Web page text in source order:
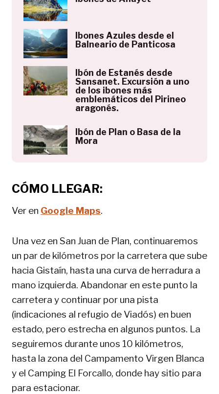
Ibones Azules desde el
Balneario de Panticosa
Ibón de Estanés desde
Sansanet. Excursión a uno
de los ibones más
emblemáticos del Pirineo
aragonés.
Ibón de Plan o Basa de la
Mora
CÓMO LLEGAR:
Ver en Google Maps.
Una vez en San Juan de Plan, continuaremos
un par de kilómetros por la carretera que sube
hacia Gistaín, hasta una curva de herradura a
mano izquierda. Abandonar en este punto la
carretera y continuar por una pista
(indicaciones al refugio de Viadós) en buen
estado, pero estrecha en algunos puntos. La
seguiremos durante unos 10 kilómetros,
hasta la zona del Campamento Virgen Blanca
y el Camping El Forcallo, donde hay sitio para
para estacionar.